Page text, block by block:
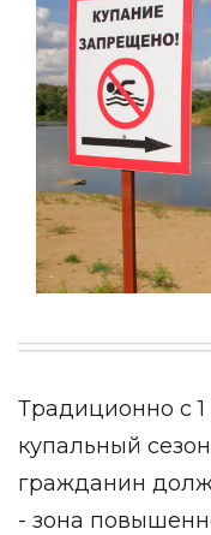
Традиционно с
купальный
гражданин
- зона